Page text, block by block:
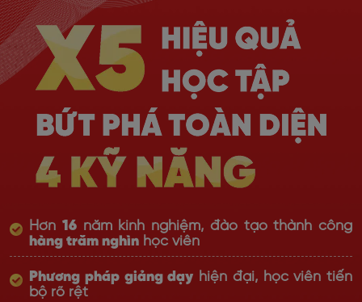
Hơn 16năm kinh nghiệm, đào tạo thành công
hàng trăm nghìn học viên
Phương pháp giảng dạy hiện đại, học viên tiến
bộ rõ rệt